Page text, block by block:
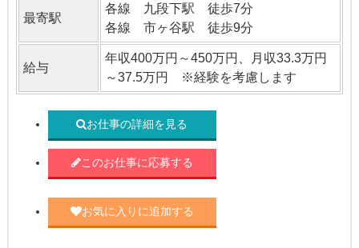
最寄駅
各線 九段下駅 徒歩7分
各線 市ヶ谷駅 徒歩9分
給与
年収400万円～450万円、月収33.3万円
～37.5万円 ※経験を考慮します
お仕事の詳細を見る
このお仕事に応募する
お気に入りに追加する